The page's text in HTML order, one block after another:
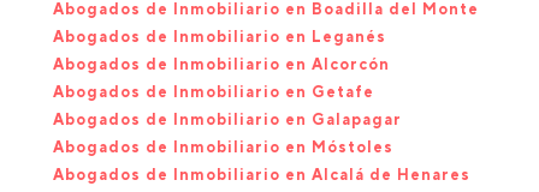
Abogados de Inmobiliario en Boadilla del Monte
Abogados de Inmobiliario en Leganés
Abogados de Inmobiliario en Alcorcón
Abogados de Inmobiliario en Getafe
Abogados de Inmobiliario en Galapagar
Abogados de Inmobiliario en Móstoles
Abogados de Inmobiliario en Alcalá de Henares